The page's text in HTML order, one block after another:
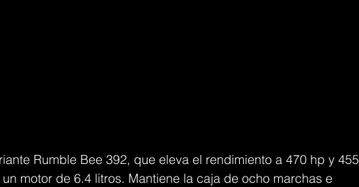
Rumble Bee 392, que eleva el rendimiento a 470 hp y 455
motor de 6.4 litros. Mantiene la caja de ocho marchas e